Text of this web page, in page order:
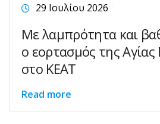
29 Ιουλίου 2026
Με λαμπρότητα και
ο εορτασμός της
στο ΚΕΑΤ
Read more